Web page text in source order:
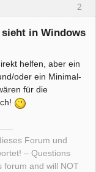
2
sieht in Windows
helfen, aber ein
oder ein Minimal-
für die
Forum und
– Questions
forum and will NOT